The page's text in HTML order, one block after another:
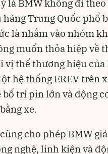
là BMW không đi
Trung Quốc phổ
là nhắm vào nhóm
muốn thỏa hiệp về
vị thế thương hiệu
hệ thống EREV trên
trí pin lớn và động
xe.
cho phép BMW
nghệ, linh kiện và